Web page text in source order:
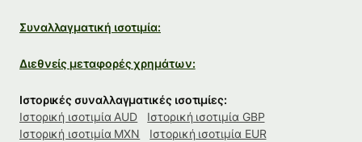
Συναλλαγματική ισοτιμία:
Διεθνείς μεταφορές χρημάτων:
Ιστορικές συναλλαγματικές ισοτιμίες:
Ιστορική ισοτιμία AUD
Ιστορική ισοτιμία GBP
Ιστορική ισοτιμία MXN
Ιστορική ισοτιμία EUR